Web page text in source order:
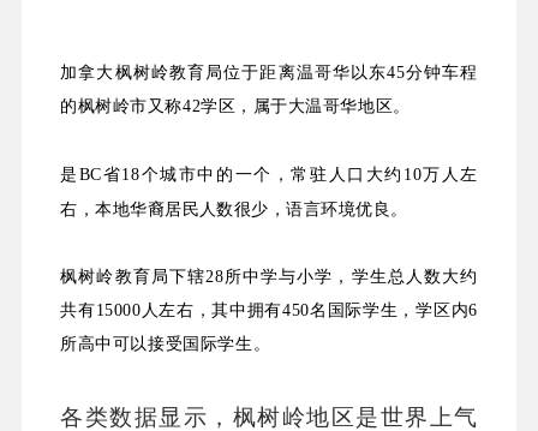
加拿大枫树岭教育局位于距离温哥华以东45分钟车程
的枫树岭市又称42学区，属于大温哥华地区。
是BC省18个城市中的一个，常驻人口大约10万人左
右，本地华裔居民人数很少，语言环境优良。
枫树岭教育局下辖28所中学与小学，学生总人数大约
共有15000人左右，其中拥有450名国际学生，学区内6
所高中可以接受国际学生。
各类数据显示，枫树岭地区是世界上气